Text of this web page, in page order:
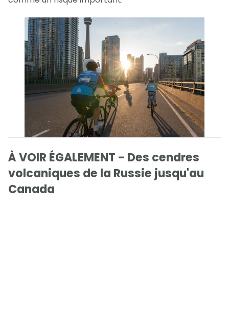
À VOIR ÉGALEMENT - Des cendres
volcaniques de la Russie jusqu'au
Canada